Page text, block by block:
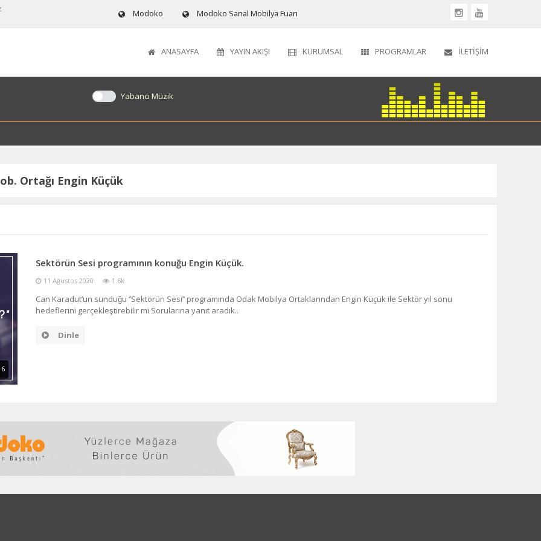
Modoko Modoko Sanal Mobilya Fuarı
ANASAYFA YAYIN AKIŞI KURUMSAL PROGRAMLAR İLETIŞIM
Yabancı Müzik
Ortağı Engin Küçük
Sektörün Sesi programının konuğu Engin Küçük.
11 Ağustos 2020 1.6k
Can Karadut’un sunduğu ‘’Sektörün Sesi’’ programında Odak Mobilya Ortaklarından Engin Küçük ile Sektör yıl sonu
hedeflerini gerçekleştirebilir mi Sorularına yanıt aradık..
Dinle